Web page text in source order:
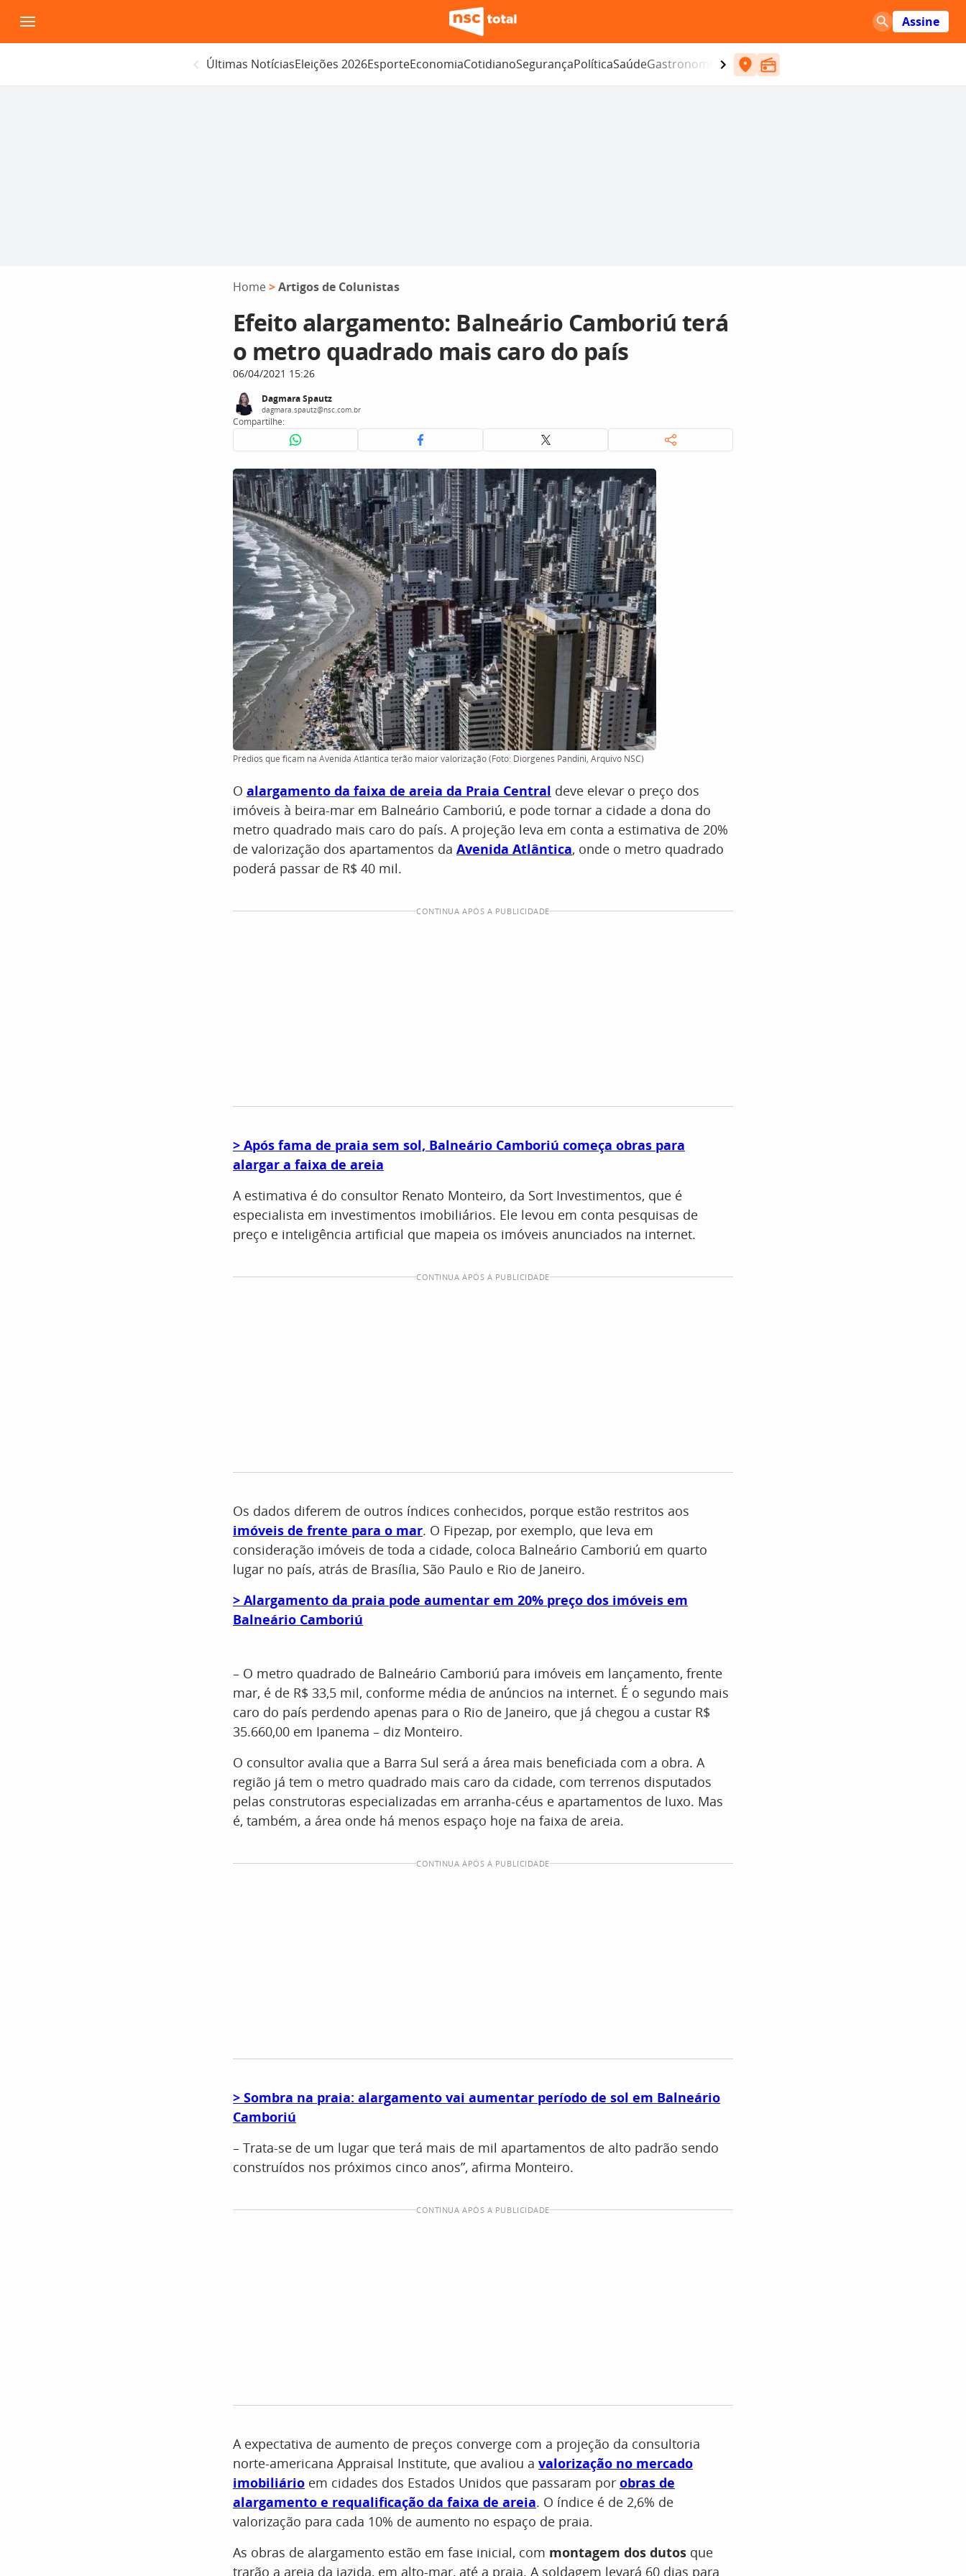
para
o
Assine
Últimas NotíciasEleições 2026EsporteEconomiaCotidianoSegurançaPolíticaSaúdeGastronomia Entretenimento
Home >Artigos de Colunistas
Efeito alargamento: Balneário Camboriú terá
o metro quadrado mais caro do país
06/04/2021 15:26
Dagmara Spautz
dagmara.spautz@nsc.com.br
Compartilhe:
Prédios que ficam na Avenida Atlântica terão maior valorização (Foto: Diorgenes Pandini, Arquivo NSC)
O alargamento da faixa de areia da Praia Central deve elevar o preço dos
imóveis à beira-mar em Balneário Camboriú, e pode tornar a cidade a dona do
metro quadrado mais caro do país. A projeção leva em conta a estimativa de 20%
de valorização dos apartamentos da Avenida Atlântica, onde o metro quadrado
poderá passar de R$ 40 mil.
CONTINUA APÓS A PUBLICIDADE
> Após fama de praia sem sol, Balneário Camboriú começa obras para
alargar a faixa de areia
A estimativa é do consultor Renato Monteiro, da Sort Investimentos, que é
especialista em investimentos imobiliários. Ele levou em conta pesquisas de
preço e inteligência artificial que mapeia os imóveis anunciados na internet.
CONTINUA APÓS A PUBLICIDADE
Os dados diferem de outros índices conhecidos, porque estão restritos aos
imóveis de frente para o mar. O Fipezap, por exemplo, que leva em
consideração imóveis de toda a cidade, coloca Balneário Camboriú em quarto
lugar no país, atrás de Brasília, São Paulo e Rio de Janeiro.
> Alargamento da praia pode aumentar em 20% preço dos imóveis em
Balneário Camboriú
– O metro quadrado de Balneário Camboriú para imóveis em lançamento, frente
mar, é de R$ 33,5 mil, conforme média de anúncios na internet. É o segundo mais
caro do país perdendo apenas para o Rio de Janeiro, que já chegou a custar R$
35.660,00 em Ipanema – diz Monteiro.
O consultor avalia que a Barra Sul será a área mais beneficiada com a obra. A
região já tem o metro quadrado mais caro da cidade, com terrenos disputados
pelas construtoras especializadas em arranha-céus e apartamentos de luxo. Mas
é, também, a área onde há menos espaço hoje na faixa de areia.
CONTINUA APÓS A PUBLICIDADE
> Sombra na praia: alargamento vai aumentar período de sol em Balneário
Camboriú
– Trata-se de um lugar que terá mais de mil apartamentos de alto padrão sendo
construídos nos próximos cinco anos”, afirma Monteiro.
CONTINUA APÓS A PUBLICIDADE
A expectativa de aumento de preços converge com a projeção da consultoria
norte-americana Appraisal Institute, que avaliou a valorização no mercado
imobiliário em cidades dos Estados Unidos que passaram por obras de
alargamento e requalificação da faixa de areia. O índice é de 2,6% de
valorização para cada 10% de aumento no espaço de praia.
As obras de alargamento estão em fase inicial, com montagem dos dutos que
trarão a areia da jazida, em alto-mar, até a praia. A soldagem levará 60 dias para